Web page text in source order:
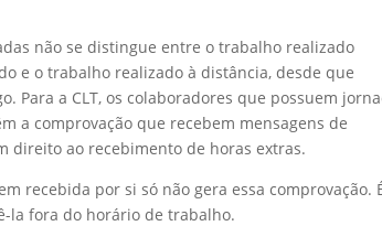
não se distingue entre o trabalho realizado
e o trabalho realizado à distância, desde que
Para a CLT, os colaboradores que possuem
a comprovação que recebem mensagens de
direito ao recebimento de horas extras.
recebida por si só não gera essa comprovação.
la fora do horário de trabalho.